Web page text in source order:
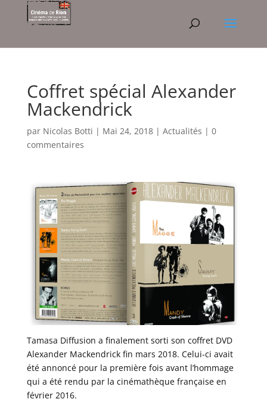
Coffret spécial Alexander
Mackendrick
par Nicolas Botti | Mai 24, 2018| Actualités | 0
commentaires
Tamasa Diffusion a finalement sorti son coffret DVD
Alexander Mackendrick fin mars 2018. Celui-ci avait
été annoncé pour la première fois avant l’hommage
qui a été rendu par la cinémathèque française en
février 2016.